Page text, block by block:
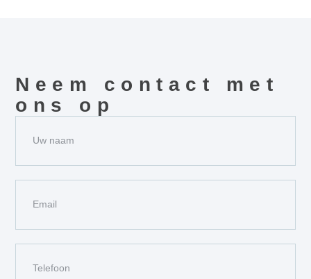
Neem contact met
ons op